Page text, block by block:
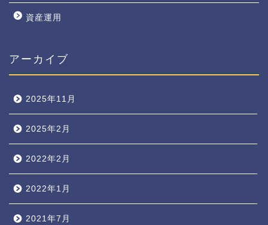
資産運用
アーカイブ
2025年11月
2025年2月
2022年2月
2022年1月
2021年7月